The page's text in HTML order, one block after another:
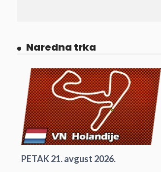
Naredna trka
PETAK 21. avgust 2026.